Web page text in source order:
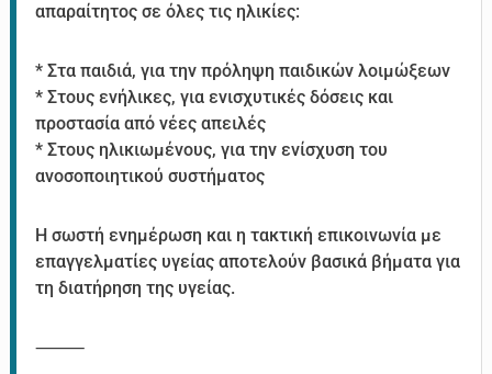
απαραίτητος σε όλες τις ηλικίες:
* Στα παιδιά, για την πρόληψη παιδικών λοιμώξεων
* Στους ενήλικες, για ενισχυτικές δόσεις και
προστασία από νέες απειλές
* Στους ηλικιωμένους, για την ενίσχυση του
ανοσοποιητικού συστήματος
Η σωστή ενημέρωση και η τακτική επικοινωνία με
επαγγελματίες υγείας αποτελούν βασικά βήματα για
τη διατήρηση της υγείας.
⸻